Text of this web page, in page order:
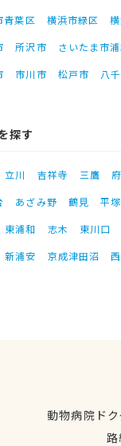
青葉区 横浜市緑区
所沢市 さいたま市
市川市 松戸市 八
探す
立川 吉祥寺 三鷹
あざみ野 鶴見 平塚
東浦和 志木 東川口
新浦安 京成津田沼
動物病院ド